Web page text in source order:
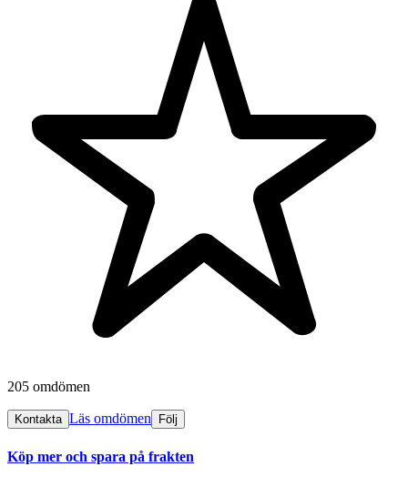
205 omdömen
Kontakta Läs omdömen Följ
Köp mer och spara på frakten